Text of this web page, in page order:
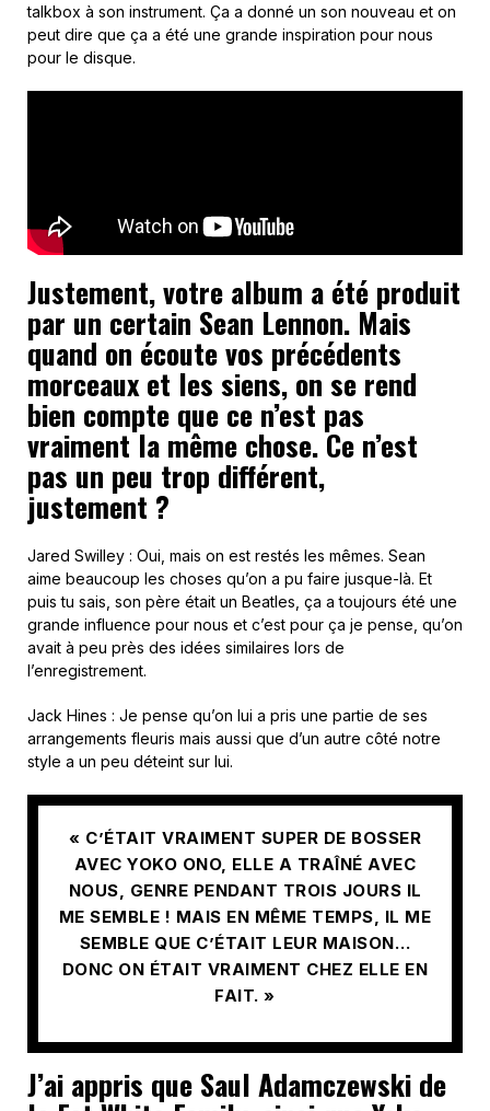
talkbox à son instrument. Ça a donné un son nouveau et on
peut dire que ça a été une grande inspiration pour nous
pour le disque.
Justement, votre album a été produit
par un certain Sean Lennon. Mais
quand on écoute vos précédents
morceaux et les siens, on se rend
bien compte que ce n’est pas
vraiment la même chose. Ce n’est
pas un peu trop différent,
justement ?
Jared Swilley : Oui, mais on est restés les mêmes. Sean
aime beaucoup les choses qu’on a pu faire jusque-là. Et
puis tu sais, son père était un Beatles, ça a toujours été une
grande influence pour nous et c’est pour ça je pense, qu’on
avait à peu près des idées similaires lors de
l’enregistrement.
Jack Hines : Je pense qu’on lui a pris une partie de ses
arrangements fleuris mais aussi que d’un autre côté notre
style a un peu déteint sur lui.
« C’ÉTAIT VRAIMENT SUPER DE BOSSER
AVEC YOKO ONO, ELLE A TRAÎNÉ AVEC
NOUS, GENRE PENDANT TROIS JOURS IL
ME SEMBLE ! MAIS EN MÊME TEMPS, IL ME
SEMBLE QUE C’ÉTAIT LEUR MAISON…
DONC ON ÉTAIT VRAIMENT CHEZ ELLE EN
FAIT. »
J’ai appris que Saul Adamczewski de